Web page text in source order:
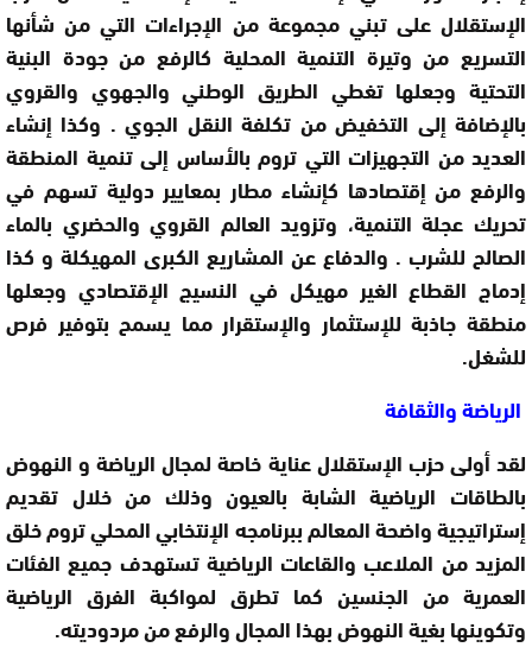
الإستقلال على تبني مجموعة من الإجراءات التي من شأنها
التسريع من وتيرة التنمية المحلية كالرفع من جودة البنية
التحتية وجعلها تغطي الطريق الوطني والجهوي والقروي
بالإضافة إلى التخفيض من تكلفة النقل الجوي . وكذا إنشاء
العديد من التجهيزات التي تروم بالأساس إلى تنمية المنطقة
والرفع من إقتصادها كإنشاء مطار بمعايير دولية تسهم في
تحريك عجلة التنمية، وتزويد العالم القروي والحضري بالماء
الصالح للشرب . والدفاع عن المشاريع الكبرى المهيكلة و كذا
إدماج القطاع الغير مهيكل في النسيج الإقتصادي وجعلها
منطقة جاذبة للإستثمار والإستقرار مما يسمح بتوفير فرص
للشغل.
الرياضة والثقافة
لقد أولى حزب الإستقلال عناية خاصة لمجال الرياضة و النهوض
بالطاقات الرياضية الشابة بالعيون وذلك من خلال تقديم
إستراتيجية واضحة المعالم ببرنامجه الإنتخابي المحلي تروم خلق
المزيد من الملاعب والقاعات الرياضية تستهدف جميع الفئات
العمرية من الجنسين كما تطرق لمواكبة الفرق الرياضية
وتكوينها بغية النهوض بهذا المجال والرفع من مردوديته.